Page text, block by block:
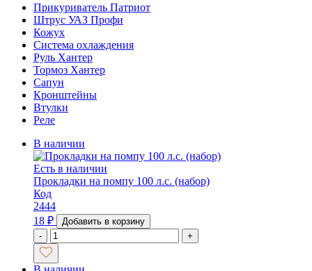
Прикуриватель Патриот
Штрус УАЗ Профи
Кожух
Система охлаждения
Руль Хантер
Тормоз Хантер
Сапун
Кронштейны
Втулки
Реле
В наличии
Есть в наличии
Прокладки на помпу 100 л.с. (набор)
Код
2444
18 ₽
Добавить в корзину
-
+